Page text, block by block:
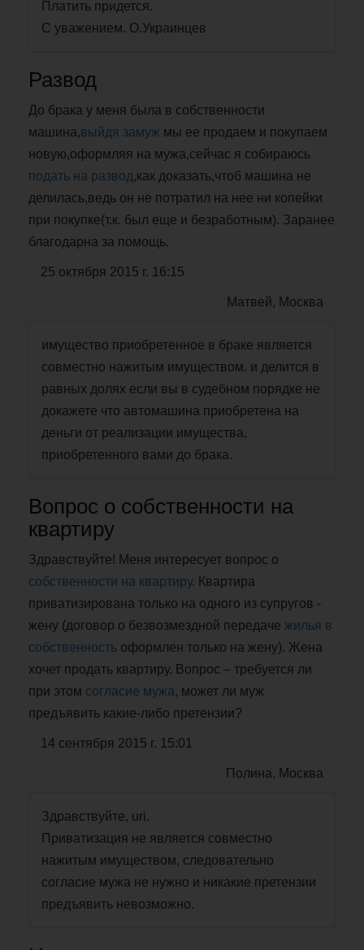
Платить придется.
С уважением. О.Украинцев
Развод
До брака у меня была в собственности
машина,выйдя замуж мы ее продаем и покупаем
новую,оформляя на мужа,сейчас я собираюсь
подать на развод,как доказать,чтоб машина не
делилась,ведь он не потратил на нее ни копейки
при покупке(т.к. был еще и безработным). Заранее
благодарна за помощь.
25 октября 2015 г. 16:15
Матвей, Москва
имущество приобретенное в браке является
совместно нажитым имуществом. и делится в
равных долях если вы в судебном порядке не
докажете что автомашина приобретена на
деньги от реализации имущества,
приобретенного вами до брака.
Вопрос о собственности на
квартиру
Здравствуйте! Меня интересует вопрос о
собственности на квартиру. Квартира
приватизирована только на одного из супругов -
жену (договор о безвозмездной передаче жилья в
собственность оформлен только на жену). Жена
хочет продать квартиру. Вопрос – требуется ли
при этом согласие мужа, может ли муж
предъявить какие-либо претензии?
14 сентября 2015 г. 15:01
Полина, Москва
Здравствуйте, uri.
Приватизация не является совместно
нажитым имуществом, следовательно
согласие мужа не нужно и никакие претензии
предъявить невозможно.